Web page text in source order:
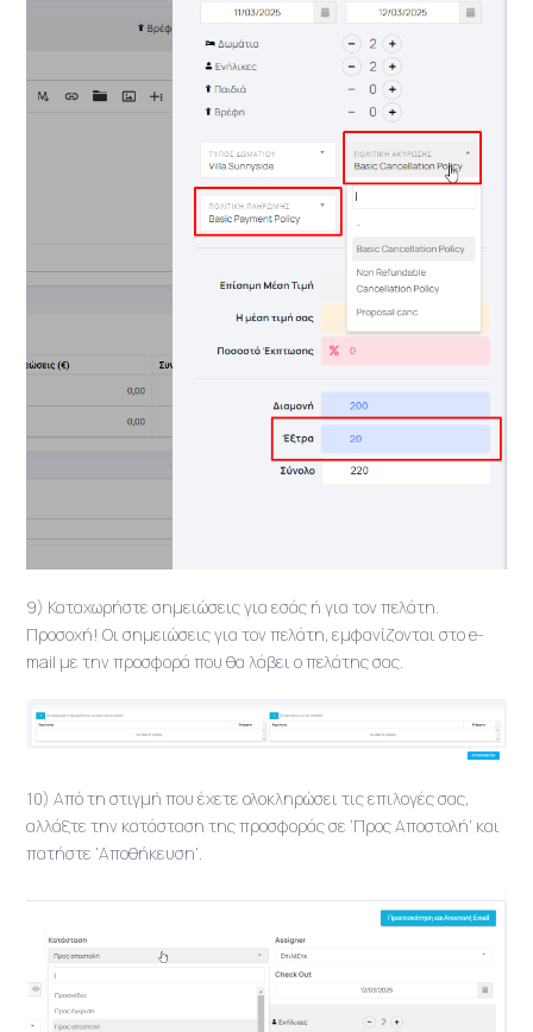
9) Καταχωρήστε σημειώσεις για εσάς ή για τον πελάτη.
Προσοχή! Οι σημειώσεις για τον πελάτη, εμφανίζονται στο e-
mail με την προσφορά που θα λάβει ο πελάτης σας.
10) Από τη στιγμή που έχετε ολοκληρώσει τις επιλογές σας,
αλλάξτε την κατάσταση της προσφοράς σε ‘Προς Αποστολή’ και
πατήστε ‘Αποθήκευση’.